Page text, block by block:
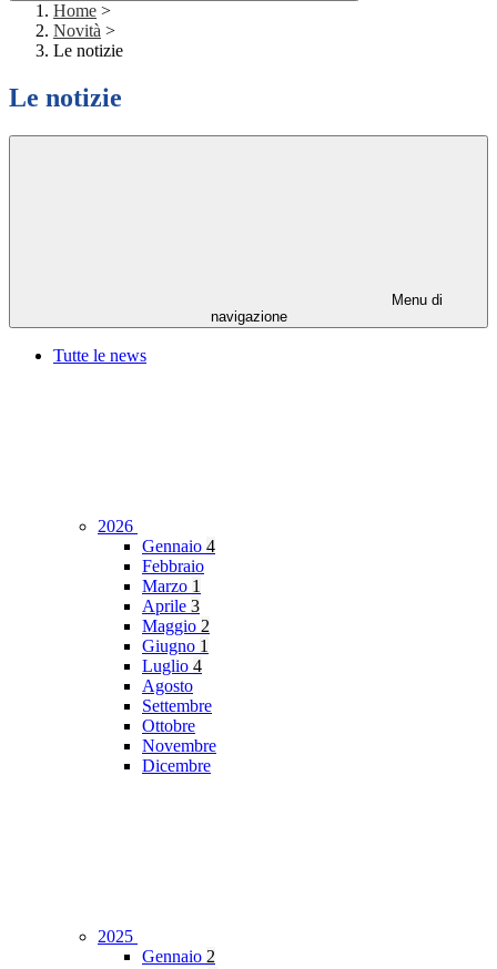
Home >
Novità >
Le notizie
Le notizie
Menu di
navigazione
Tutte le news
2026
Gennaio 4
Febbraio
Marzo 1
Aprile 3
Maggio 2
Giugno 1
Luglio 4
Agosto
Settembre
Ottobre
Novembre
Dicembre
2025
Gennaio 2